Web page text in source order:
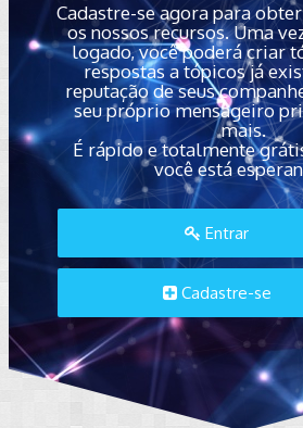
Cadastre-se agora para
os nossos recursos. Uma
logado, você poderá criar
respostas a tópicos já
reputação de seus
seu próprio mensageiro
mais.
É rápido e totalmente
você está
Entrar
Cadastre-se